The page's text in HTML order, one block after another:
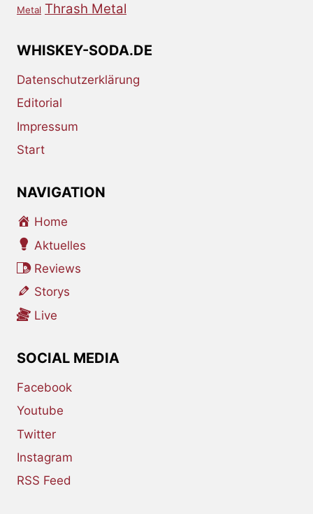
Metal Thrash Metal
WHISKEY-SODA.DE
Datenschutzerklärung
Editorial
Impressum
Start
NAVIGATION
Home
Aktuelles
Reviews
Storys
Live
SOCIAL MEDIA
Facebook
Youtube
Twitter
Instagram
RSS Feed